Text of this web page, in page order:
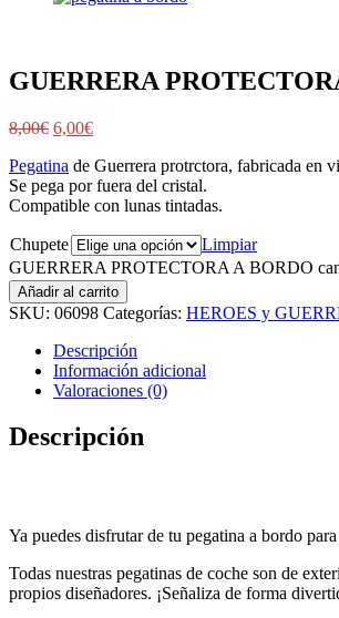
GUERRERA
8,00€ 6,00€
Pegatina de Guerrera protrctora, fabricada en
Se pega por fuera del cristal.
Compatible con lunas tintadas.
Chupete
Limpiar
GUERRERA PROTECTORA A BORDO
Añadir al carrito
SKU: 06098 Categorías: HEROES y
Descripción
Información adicional
Valoraciones (0)
Descripción
Ya puedes disfrutar de tu pegatina a bordo
Todas nuestras pegatinas de coche son de
propios diseñadores. ¡Señaliza de forma